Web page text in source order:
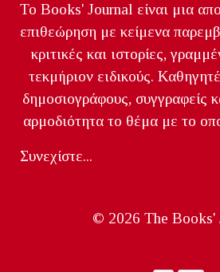
Το Books' Journal είναι μια
επιθεώρηση με κείμενα
κριτικές και ιστορίες,
τεκμήριον ειδικούς.
δημοσιογράφους, συγγραφείς
αρμοδιότητα το θέμα με το
Συνεχίστε...
© 2026 The Books'